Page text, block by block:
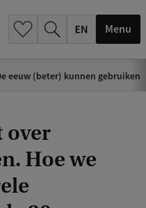
Menu
eeuw (beter) kunnen gebruiken
over
Hoe we